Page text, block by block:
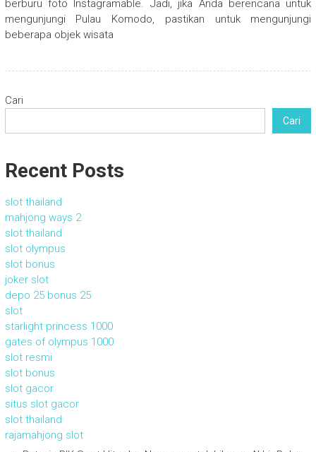
berburu foto Instagramable. Jadi, jika Anda berencana untuk
mengunjungi Pulau Komodo, pastikan untuk mengunjungi
beberapa objek wisata
Cari
Cari
Recent Posts
slot thailand
mahjong ways 2
slot thailand
slot olympus
slot bonus
joker slot
depo 25 bonus 25
slot
starlight princess 1000
gates of olympus 1000
slot resmi
slot bonus
slot gacor
situs slot gacor
slot thailand
rajamahjong slot